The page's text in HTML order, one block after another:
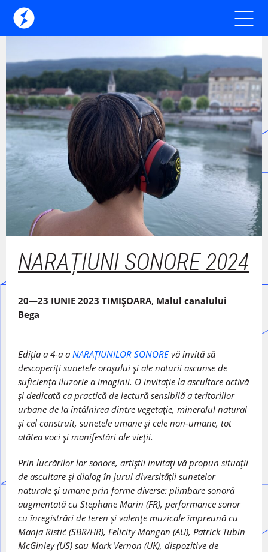
NARAȚIUNI SONORE 2024
20—23 IUNIE 2023 TIMIȘOARA, Malul canalului
Bega
Ediția a 4-a a NARAȚIUNILOR SONOREvă invită să
descoperiți sunetele orașului și ale naturii ascunse de
suficiența iluzorie a imaginii. O invitație la ascultare activă
și dedicată ca practică de lectură sensibilă a teritoriilor
urbane de la întâlnirea dintre vegetație, mineralul natural
și cel construit, sunetele umane și cele non-umane, tot
atâtea voci și manifestări ale vieții.
Prin lucrărilor lor sonore, artiștii invitați vă propun situații
de ascultare și dialog în jurul diversității sunetelor
naturale și umane prin forme diverse: plimbare sonoră
augmentată cu Stephane Marin (FR), performance sonor
cu înregistrări de teren și valențe muzicale împreună cu
Manja Ristić (SBR/HR), Felicity Mangan (AU), Patrick Tubin
McGinley (US) sau Mark Vernon (UK), dispozitive de